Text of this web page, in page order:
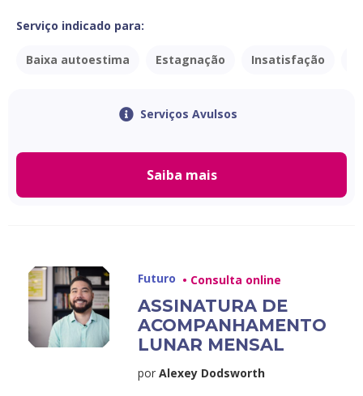
Serviço indicado para:
Baixa autoestima Estagnação Insatisfação
Serviços Avulsos
Saiba mais
Futuro • Consulta online
ASSINATURA DE
ACOMPANHAMENTO
LUNAR MENSAL
por Alexey Dodsworth